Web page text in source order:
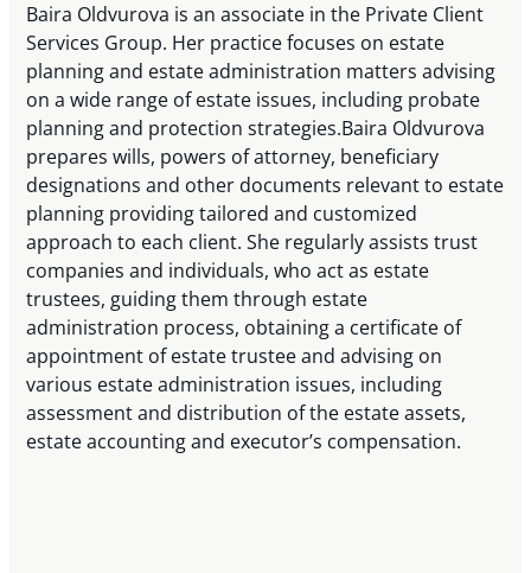
Baira Oldvurova is an associate in the Private Client
Services Group. Her practice focuses on estate
planning and estate administration matters advising
on a wide range of estate issues, including probate
planning and protection strategies.Baira Oldvurova
prepares wills, powers of attorney, beneficiary
designations and other documents relevant to estate
planning providing tailored and customized
approach to each client. She regularly assists trust
companies and individuals, who act as estate
trustees, guiding them through estate
administration process, obtaining a certificate of
appointment of estate trustee and advising on
various estate administration issues, including
assessment and distribution of the estate assets,
estate accounting and executor’s compensation.